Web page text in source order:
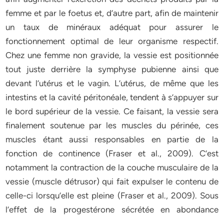
femme et par le foetus et, d’autre part, afin de maintenir
un taux de minéraux adéquat pour assurer le
fonctionnement optimal de leur organisme respectif.
Chez une femme non gravide, la vessie est positionnée
tout juste derrière la symphyse pubienne ainsi que
devant l’utérus et le vagin. L’utérus, de même que les
intestins et la cavité péritonéale, tendent à s’appuyer sur
le bord supérieur de la vessie. Ce faisant, la vessie sera
finalement soutenue par les muscles du périnée, ces
muscles étant aussi responsables en partie de la
fonction de continence (Fraser et al., 2009). C’est
notamment la contraction de la couche musculaire de la
vessie (muscle détrusor) qui fait expulser le contenu de
celle-ci lorsqu’elle est pleine (Fraser et al., 2009). Sous
l’effet de la progestérone sécrétée en abondance